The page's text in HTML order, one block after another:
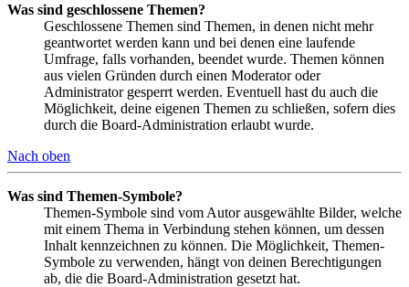
Was sind geschlossene Themen?
Geschlossene Themen sind Themen, in denen nicht mehr
geantwortet werden kann und bei denen eine laufende
Umfrage, falls vorhanden, beendet wurde. Themen können
aus vielen Gründen durch einen Moderator oder
Administrator gesperrt werden. Eventuell hast du auch die
Möglichkeit, deine eigenen Themen zu schließen, sofern dies
durch die Board-Administration erlaubt wurde.
Nach oben
Was sind Themen-Symbole?
Themen-Symbole sind vom Autor ausgewählte Bilder, welche
mit einem Thema in Verbindung stehen können, um dessen
Inhalt kennzeichnen zu können. Die Möglichkeit, Themen-
Symbole zu verwenden, hängt von deinen Berechtigungen
ab, die die Board-Administration gesetzt hat.